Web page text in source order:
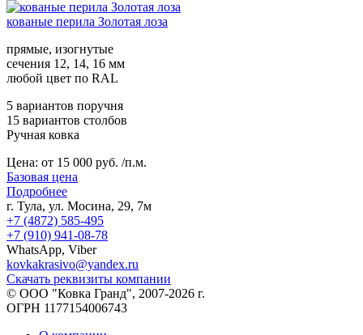
кованые перила Золотая лоза
прямые, изогнутые
сечения 12, 14, 16 мм
любой цвет по RAL
5 вариантов поручня
15 вариантов столбов
Ручная ковка
Цена: от 15 000 руб. /п.м.
Базовая цена
Подробнее
г. Тула, ул. Мосина, 29, 7м
+7 (4872) 585-495
+7 (910) 941-08-78
WhatsApp, Viber
kovkakrasivo@yandex.ru
Скачать реквизиты компании
© ООО "Ковка Гранд", 2007-2026 г.
ОГРН 1177154006743